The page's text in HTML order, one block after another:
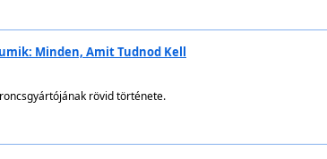
Minden, Amit Tudnod Kell
rövid története.